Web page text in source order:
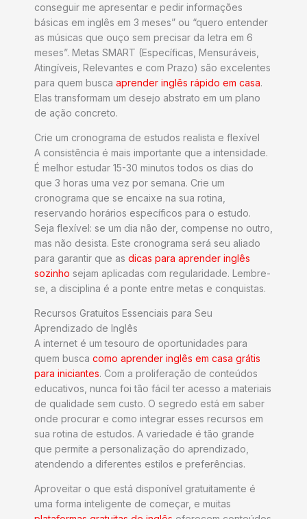
conseguir me apresentar e pedir informações
básicas em inglês em 3 meses” ou “quero entender
as músicas que ouço sem precisar da letra em 6
meses”. Metas SMART (Específicas, Mensuráveis,
Atingíveis, Relevantes e com Prazo) são excelentes
para quem busca aprender inglês rápido em casa.
Elas transformam um desejo abstrato em um plano
de ação concreto.
Crie um cronograma de estudos realista e flexível
A consistência é mais importante que a intensidade.
É melhor estudar 15-30 minutos todos os dias do
que 3 horas uma vez por semana. Crie um
cronograma que se encaixe na sua rotina,
reservando horários específicos para o estudo.
Seja flexível: se um dia não der, compense no outro,
mas não desista. Este cronograma será seu aliado
para garantir que as dicas para aprender inglês
sozinho sejam aplicadas com regularidade. Lembre-
se, a disciplina é a ponte entre metas e conquistas.
Recursos Gratuitos Essenciais para Seu
Aprendizado de Inglês
A internet é um tesouro de oportunidades para
quem busca como aprender inglês em casa grátis
para iniciantes. Com a proliferação de conteúdos
educativos, nunca foi tão fácil ter acesso a materiais
de qualidade sem custo. O segredo está em saber
onde procurar e como integrar esses recursos em
sua rotina de estudos. A variedade é tão grande
que permite a personalização do aprendizado,
atendendo a diferentes estilos e preferências.
Aproveitar o que está disponível gratuitamente é
uma forma inteligente de começar, e muitas